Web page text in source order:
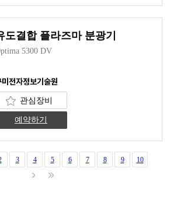
도결합 플라즈마 분광기
5300 DV
미전자정보기술원
관심장비
예약하기
3 4 5 6 7 8 9 10